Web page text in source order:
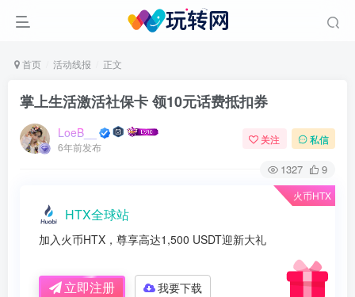
首页 活动线报 正文
掌上生活激活社保卡 领10元话费抵扣券
LoeB__
6年前发布
关注 私信
1327 9
火币HTX
HTX全球站
加入火币HTX，尊享高达1,500 USDT迎新大礼
立即注册 我要下载